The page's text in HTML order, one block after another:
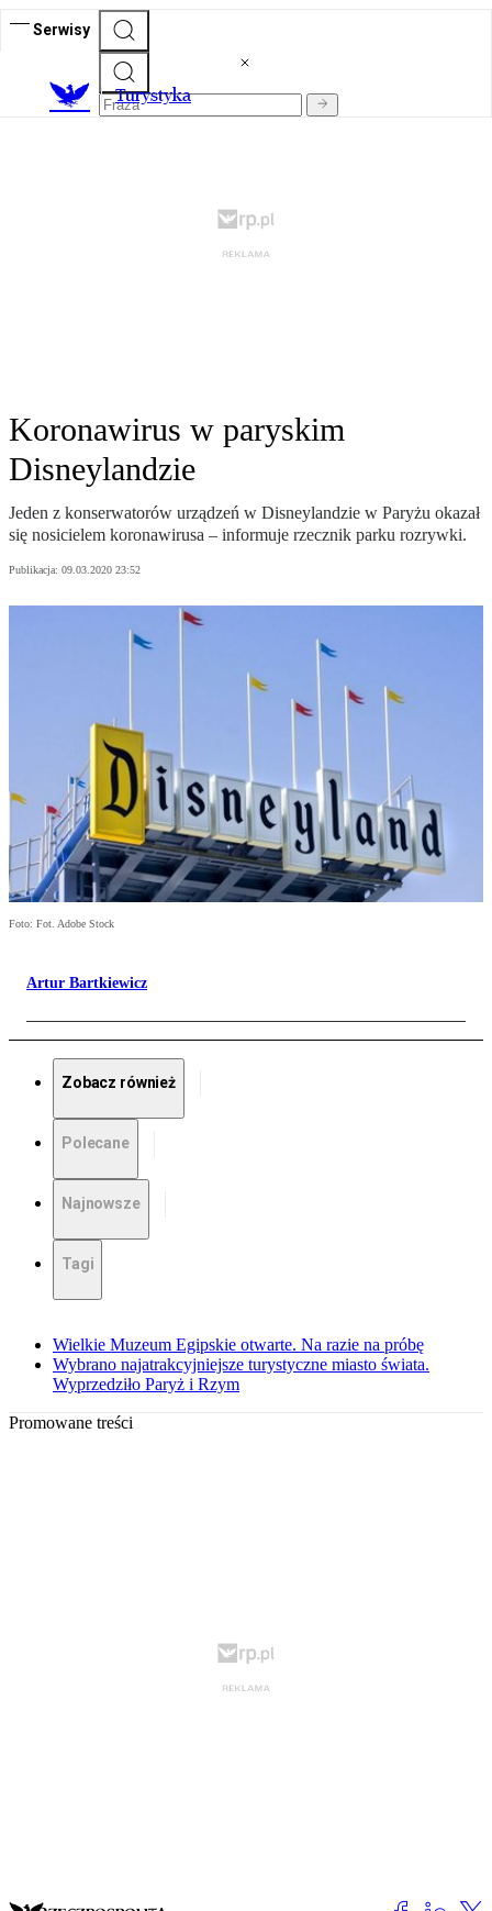
Serwisy
Turystyka
Koronawirus w paryskim
Disneylandzie
Jeden z konserwatorów urządzeń w Disneylandzie w Paryżu okazał
się nosicielem koronawirusa – informuje rzecznik parku rozrywki.
Publikacja: 09.03.2020 23:52
Foto: Fot. Adobe Stock
Artur Bartkiewicz
Zobacz również
Polecane
Najnowsze
Tagi
Wielkie Muzeum Egipskie otwarte. Na razie na próbę
Wybrano najatrakcyjniejsze turystyczne miasto świata.
Wyprzedziło Paryż i Rzym
Promowane treści